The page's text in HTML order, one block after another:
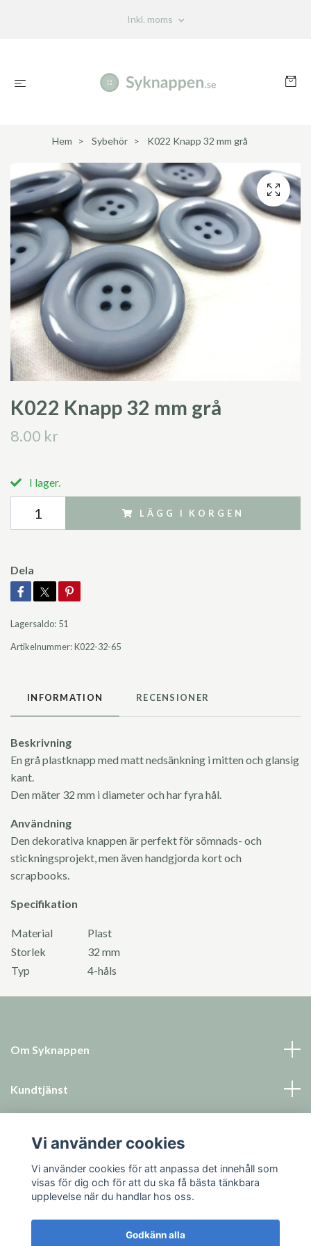
Inkl. moms
Hem Sybehör K022 Knapp 32 mm grå
K022 Knapp 32 mm grå
8.00 kr
I lager.
LÄGG I KORGEN
Dela
Lagersaldo: 51
Artikelnummer:K022-32-65
INFORMATION RECENSIONER
Beskrivning
En grå plastknapp med matt nedsänkning i mitten och glansig
kant.
Den mäter 32 mm i diameter och har fyra hål.
Användning
Den dekorativa knappen är perfekt för sömnads- och
stickningsprojekt, men även handgjorda kort och
scrapbooks.
Specifikation
Material
Plast
Storlek
32 mm
Typ
4-håls
Om Syknappen
Kundtjänst
Sociala medier
Vi använder cookies
Vi använder cookies för att anpassa det innehåll som
visas för dig och för att du ska få bästa tänkbara
upplevelse när du handlar hos oss.
Godkänn alla